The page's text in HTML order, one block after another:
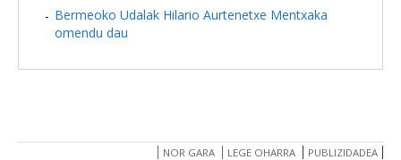
Bermeoko Udalak Hilario Aurtenetxe Mentxaka
omendu dau
NOR GARA LEGE OHARRA PUBLIZIDADEA